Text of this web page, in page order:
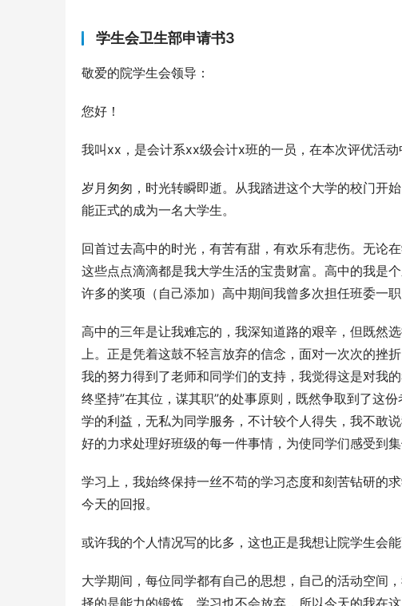
学生会卫生部申请书3
敬爱的院学生会领导：
您好！
我叫xx，是会计系xx级会计x班的一员，在本次评优活动
岁月匆匆，时光转瞬即逝。从我踏进这个大学的校门开
能正式的成为一名大学生。
回首过去高中的时光，有苦有甜，有欢乐有悲伤。无论
这些点点滴滴都是我大学生活的宝贵财富。高中的我是
许多的奖项（自己添加）高中期间我曾多次担任班委一
高中的三年是让我难忘的，我深知道路的艰辛，但既然
上。正是凭着这鼓不轻言放弃的信念，面对一次次的挫
我的努力得到了老师和同学们的支持，我觉得这是对我
终坚持”在其位，谋其职”的处事原则，既然争取到了这
学的利益，无私为同学服务，不计较个人得失，我不敢
好的力求处理好班级的每一件事情，为使同学们感受到
学习上，我始终保持一丝不苟的学习态度和刻苦钻研的
今天的回报。
或许我的个人情况写的比多，这也正是我想让院学生会
大学期间，每位同学都有自己的思想，自己的活动空间
择的是能力的锻炼，学习也不会放弃，所以今天的我在